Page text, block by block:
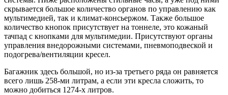
скрывается большое количество органов по управлению как
мультимедией, так и климат-консьержом. Также большое
количество кнопок присутствует на тоннеле, это кожаный
тачпад с кнопками для мультимедии. Присутствуют органы
управления внедорожными системами, пневмоподвеской и
подогрева/вентиляции кресел.
Багажник здесь большой, но из-за третьего ряда он равняется
всего лишь 258-ми литрам, а если эти кресла сложить, то
можно добиться 1274-х литров.